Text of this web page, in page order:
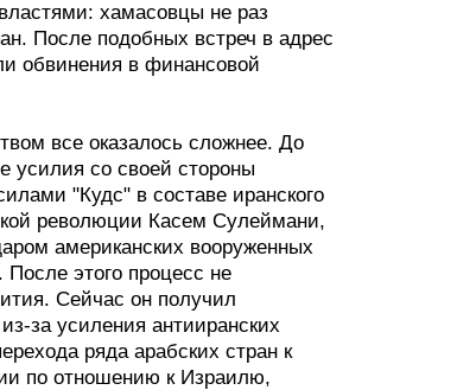
хамасовцы не раз
После подобных встреч в адрес
обвинения в финансовой
все оказалось сложнее. До
усилия со своей стороны
"Кудс" в составе иранского
революции Касем Сулеймани,
американских вооруженных
После этого процесс не
Сейчас он получил
за усиления антииранских
ряда арабских стран к
по отношению к Израилю,